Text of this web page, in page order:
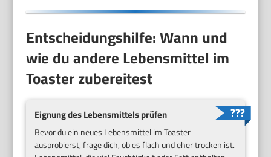
Entscheidungshilfe: Wann und
wie du andere Lebensmittel im
Toaster zubereitest
Eignung des Lebensmittels prüfen
Bevor du ein neues Lebensmittel im Toaster
ausprobierst, frage dich, ob es flach und eher trocken ist.